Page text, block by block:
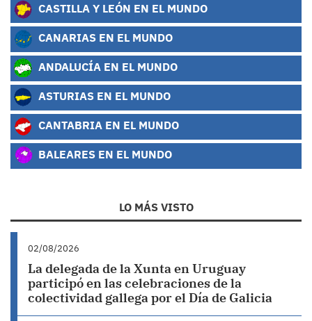
CASTILLA Y LEÓN EN EL MUNDO
CANARIAS EN EL MUNDO
ANDALUCÍA EN EL MUNDO
ASTURIAS EN EL MUNDO
CANTABRIA EN EL MUNDO
BALEARES EN EL MUNDO
LO MÁS VISTO
02/08/2026
La delegada de la Xunta en Uruguay
participó en las celebraciones de la
colectividad gallega por el Día de Galicia